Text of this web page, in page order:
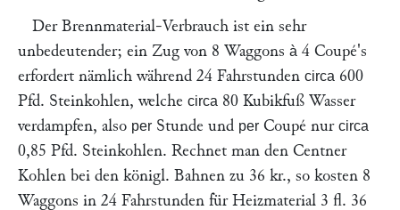
Der Brennmaterial-Verbrauch ist ein sehr
unbedeutender; ein Zug von 8 Waggons à 4 Coupé's
erfordert nämlich während 24 Fahrstunden circa 600
Pfd. Steinkohlen, welche circa 80 Kubikfuß Wasser
verdampfen, also per Stunde und per Coupé nur circa
0,85 Pfd. Steinkohlen. Rechnet man den Centner
Kohlen bei den königl. Bahnen zu 36 kr., so kosten 8
Waggons in 24 Fahrstunden für Heizmaterial 3 fl. 36